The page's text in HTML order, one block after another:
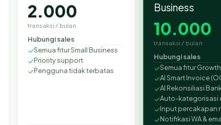
2.000
transaksi / bulan
Hubungi sales
✓Semua fitur Small Business
✓Priority support
✓Pengguna tidak terbatas
Business
10.000
transaksi / bulan
Hubungi sales
✓Semua fitur Growth
✓AI Smart Invoice
✓AI Rekonsiliasi
✓Auto-kategorisasi
✓Input percakapan
✓Notifikasi WA &